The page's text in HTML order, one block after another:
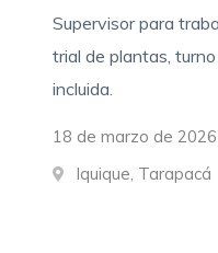
Supervisor para
trial de plantas,
incluida.
18 de marzo de
Iquique, Tarapacá